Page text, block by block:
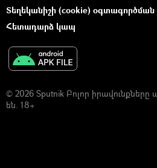
Տեղեկանիշի (cookie) օգտագործման
Հետադարձ կապ
© 2026 Sputnik Բոլոր
են. 18+